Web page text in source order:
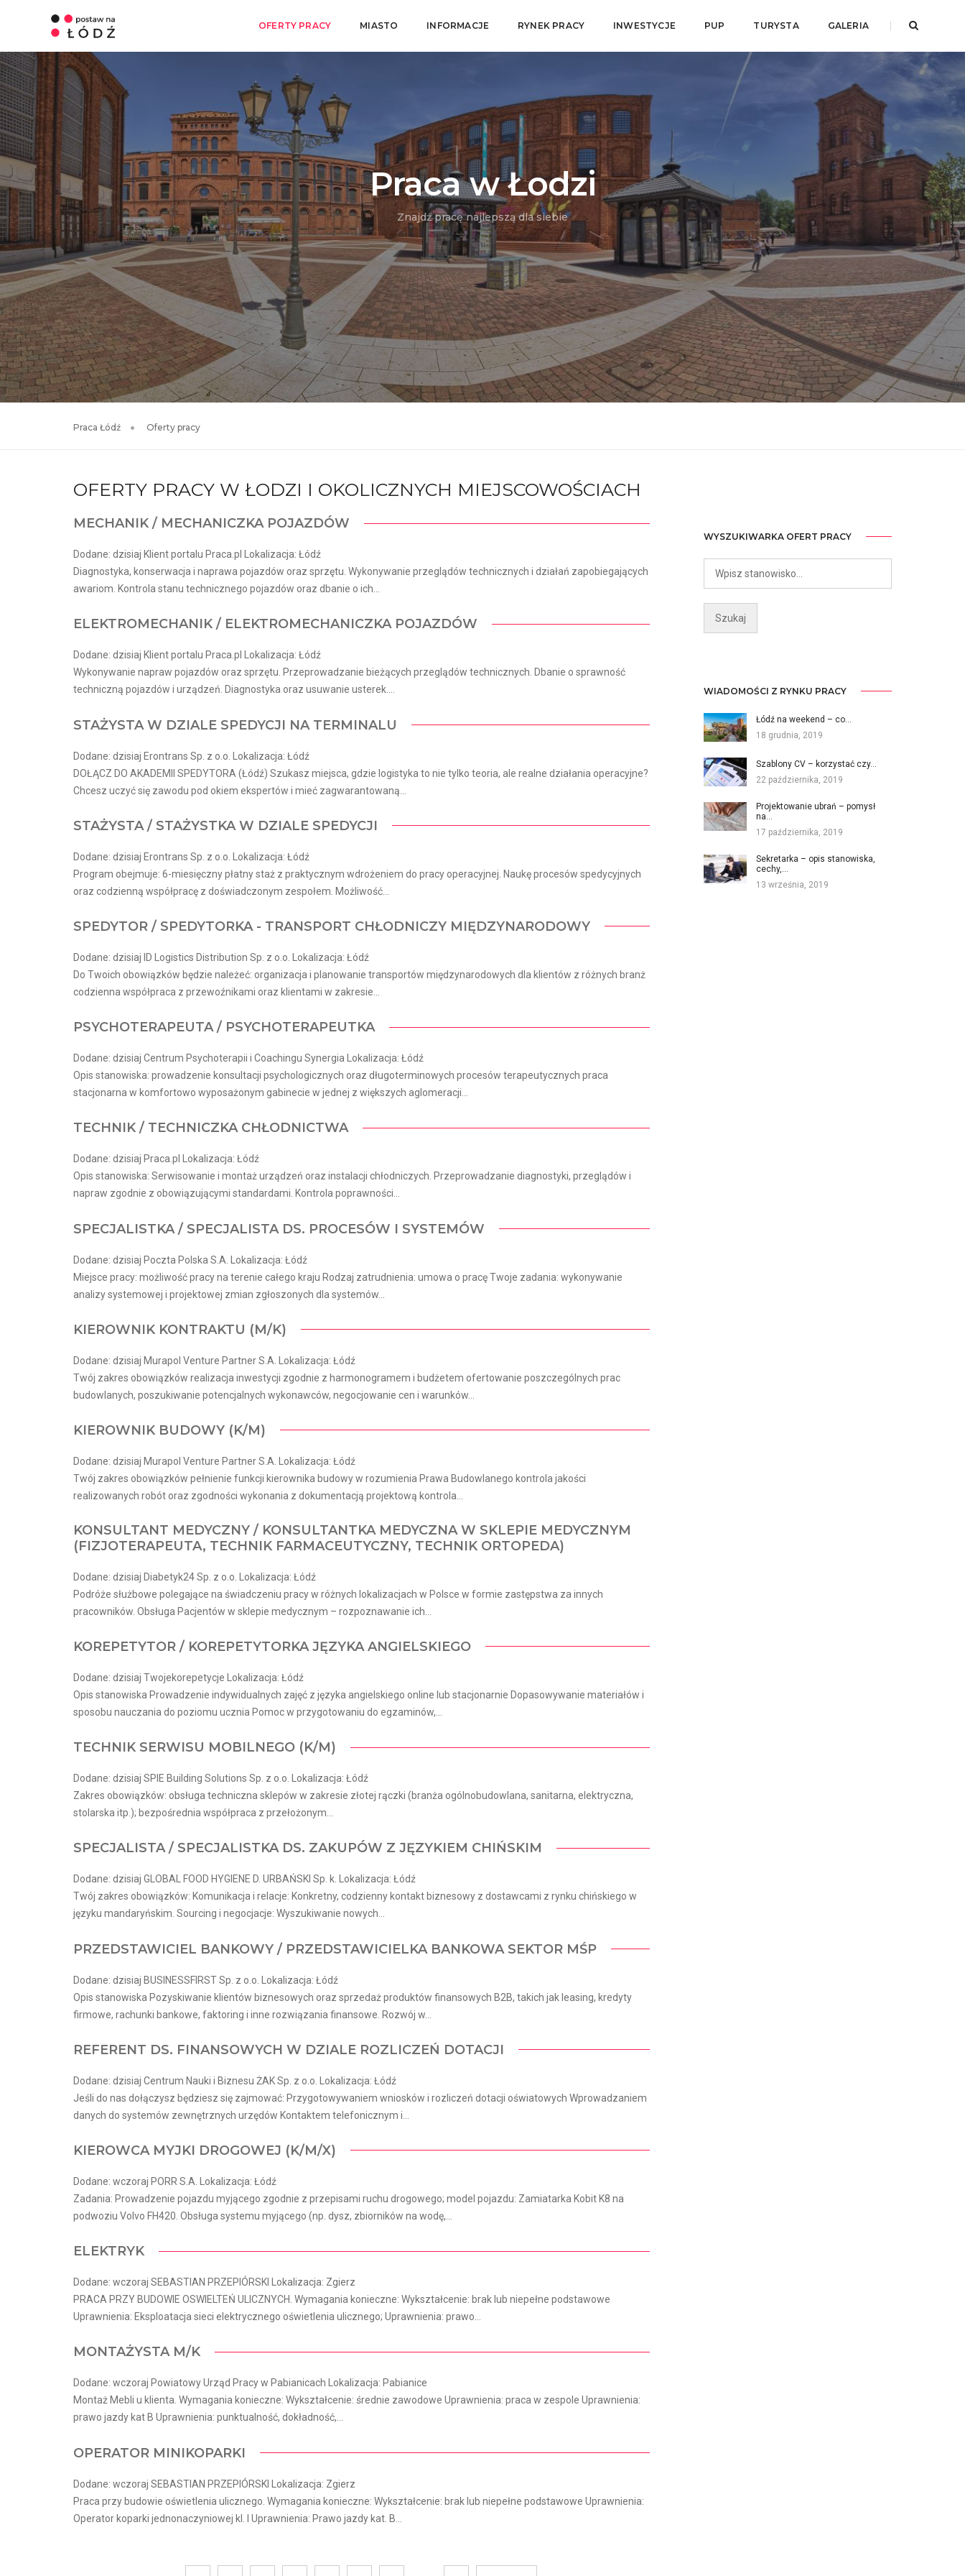
OFERTY PRACY MIASTO INFORMACJE RYNEK PRACY INWESTYCJE PUP TURYSTA GALERIA
Praca w Łodzi
Znajdź pracę najlepszą dla siebie
Praca Łódź Oferty pracy
OFERTY PRACY W ŁODZI I OKOLICZNYCH MIEJSCOWOŚCIACH
MECHANIK / MECHANICZKA POJAZDÓW
Dodane: dzisiaj Klient portalu Praca.pl Lokalizacja: Łódź
Diagnostyka, konserwacja i naprawa pojazdów oraz sprzętu. Wykonywanie przeglądów technicznych i działań zapobiegających
awariom. Kontrola stanu technicznego pojazdów oraz dbanie o ich...
ELEKTROMECHANIK / ELEKTROMECHANICZKA POJAZDÓW
Dodane: dzisiaj Klient portalu Praca.pl Lokalizacja: Łódź
Wykonywanie napraw pojazdów oraz sprzętu. Przeprowadzanie bieżących przeglądów technicznych. Dbanie o sprawność
techniczną pojazdów i urządzeń. Diagnostyka oraz usuwanie usterek....
STAŻYSTA W DZIALE SPEDYCJI NA TERMINALU
Dodane: dzisiaj Erontrans Sp. z o.o. Lokalizacja: Łódź
DOŁĄCZ DO AKADEMII SPEDYTORA (Łódź) Szukasz miejsca, gdzie logistyka to nie tylko teoria, ale realne działania operacyjne?
Chcesz uczyć się zawodu pod okiem ekspertów i mieć zagwarantowaną...
STAŻYSTA / STAŻYSTKA W DZIALE SPEDYCJI
Dodane: dzisiaj Erontrans Sp. z o.o. Lokalizacja: Łódź
Program obejmuje: 6-miesięczny płatny staż z praktycznym wdrożeniem do pracy operacyjnej. Naukę procesów spedycyjnych
oraz codzienną współpracę z doświadczonym zespołem. Możliwość...
SPEDYTOR / SPEDYTORKA - TRANSPORT CHŁODNICZY MIĘDZYNARODOWY
Dodane: dzisiaj ID Logistics Distribution Sp. z o.o. Lokalizacja: Łódź
Do Twoich obowiązków będzie należeć: organizacja i planowanie transportów międzynarodowych dla klientów z różnych branż
codzienna współpraca z przewoźnikami oraz klientami w zakresie...
PSYCHOTERAPEUTA / PSYCHOTERAPEUTKA
Dodane: dzisiaj Centrum Psychoterapii i Coachingu Synergia Lokalizacja: Łódź
Opis stanowiska: prowadzenie konsultacji psychologicznych oraz długoterminowych procesów terapeutycznych praca
stacjonarna w komfortowo wyposażonym gabinecie w jednej z większych aglomeracji...
TECHNIK / TECHNICZKA CHŁODNICTWA
Dodane: dzisiaj Praca.pl Lokalizacja: Łódź
Opis stanowiska: Serwisowanie i montaż urządzeń oraz instalacji chłodniczych. Przeprowadzanie diagnostyki, przeglądów i
napraw zgodnie z obowiązującymi standardami. Kontrola poprawności...
SPECJALISTKA / SPECJALISTA DS. PROCESÓW I SYSTEMÓW
Dodane: dzisiaj Poczta Polska S.A. Lokalizacja: Łódź
Miejsce pracy: możliwość pracy na terenie całego kraju Rodzaj zatrudnienia: umowa o pracę Twoje zadania: wykonywanie
analizy systemowej i projektowej zmian zgłoszonych dla systemów...
KIEROWNIK KONTRAKTU (M/K)
Dodane: dzisiaj Murapol Venture Partner S.A. Lokalizacja: Łódź
Twój zakres obowiązków realizacja inwestycji zgodnie z harmonogramem i budżetem ofertowanie poszczególnych prac
budowlanych, poszukiwanie potencjalnych wykonawców, negocjowanie cen i warunków...
KIEROWNIK BUDOWY (K/M)
Dodane: dzisiaj Murapol Venture Partner S.A. Lokalizacja: Łódź
Twój zakres obowiązków pełnienie funkcji kierownika budowy w rozumienia Prawa Budowlanego kontrola jakości
realizowanych robót oraz zgodności wykonania z dokumentacją projektową kontrola...
KONSULTANT MEDYCZNY / KONSULTANTKA MEDYCZNA W SKLEPIE MEDYCZNYM
(FIZJOTERAPEUTA, TECHNIK FARMACEUTYCZNY, TECHNIK ORTOPEDA)
Dodane: dzisiaj Diabetyk24 Sp. z o.o. Lokalizacja: Łódź
Podróże służbowe polegające na świadczeniu pracy w różnych lokalizacjach w Polsce w formie zastępstwa za innych
pracowników. Obsługa Pacjentów w sklepie medycznym – rozpoznawanie ich...
KOREPETYTOR / KOREPETYTORKA JĘZYKA ANGIELSKIEGO
Dodane: dzisiaj Twojekorepetycje Lokalizacja: Łódź
Opis stanowiska Prowadzenie indywidualnych zajęć z języka angielskiego online lub stacjonarnie Dopasowywanie materiałów i
sposobu nauczania do poziomu ucznia Pomoc w przygotowaniu do egzaminów,...
TECHNIK SERWISU MOBILNEGO (K/M)
Dodane: dzisiaj SPIE Building Solutions Sp. z o.o. Lokalizacja: Łódź
Zakres obowiązków: obsługa techniczna sklepów w zakresie złotej rączki (branża ogólnobudowlana, sanitarna, elektryczna,
stolarska itp.); bezpośrednia współpraca z przełożonym...
SPECJALISTA / SPECJALISTKA DS. ZAKUPÓW Z JĘZYKIEM CHIŃSKIM
Dodane: dzisiaj GLOBAL FOOD HYGIENE D. URBAŃSKI Sp. k. Lokalizacja: Łódź
Twój zakres obowiązków: Komunikacja i relacje: Konkretny, codzienny kontakt biznesowy z dostawcami z rynku chińskiego w
języku mandaryńskim. Sourcing i negocjacje: Wyszukiwanie nowych...
PRZEDSTAWICIEL BANKOWY / PRZEDSTAWICIELKA BANKOWA SEKTOR MŚP
Dodane: dzisiaj BUSINESSFIRST Sp. z o.o. Lokalizacja: Łódź
Opis stanowiska Pozyskiwanie klientów biznesowych oraz sprzedaż produktów finansowych B2B, takich jak leasing, kredyty
firmowe, rachunki bankowe, faktoring i inne rozwiązania finansowe. Rozwój w...
REFERENT DS. FINANSOWYCH W DZIALE ROZLICZEŃ DOTACJI
Dodane: dzisiaj Centrum Nauki i Biznesu ŻAK Sp. z o.o. Lokalizacja: Łódź
Jeśli do nas dołączysz będziesz się zajmować: Przygotowywaniem wniosków i rozliczeń dotacji oświatowych Wprowadzaniem
danych do systemów zewnętrznych urzędów Kontaktem telefonicznym i...
KIEROWCA MYJKI DROGOWEJ (K/M/X)
Dodane: wczoraj PORR S.A. Lokalizacja: Łódź
Zadania: Prowadzenie pojazdu myjącego zgodnie z przepisami ruchu drogowego; model pojazdu: Zamiatarka Kobit K8 na
podwoziu Volvo FH420. Obsługa systemu myjącego (np. dysz, zbiorników na wodę,...
ELEKTRYK
Dodane: wczoraj SEBASTIAN PRZEPIÓRSKI Lokalizacja: Zgierz
PRACA PRZY BUDOWIE OSWIELTEŃ ULICZNYCH. Wymagania konieczne: Wykształcenie: brak lub niepełne podstawowe
Uprawnienia: Eksploatacja sieci elektrycznego oświetlenia ulicznego; Uprawnienia: prawo...
MONTAŻYSTA M/K
Dodane: wczoraj Powiatowy Urząd Pracy w Pabianicach Lokalizacja: Pabianice
Montaż Mebli u klienta. Wymagania konieczne: Wykształcenie: średnie zawodowe Uprawnienia: praca w zespole Uprawnienia:
prawo jazdy kat B Uprawnienia: punktualność, dokładność,...
OPERATOR MINIKOPARKI
Dodane: wczoraj SEBASTIAN PRZEPIÓRSKI Lokalizacja: Zgierz
Praca przy budowie oświetlenia ulicznego. Wymagania konieczne: Wykształcenie: brak lub niepełne podstawowe Uprawnienia:
Operator koparki jednonaczyniowej kl. I Uprawnienia: Prawo jazdy kat. B...
WYSZUKIWARKA OFERT PRACY
WIADOMOŚCI Z RYNKU PRACY
Łódź na weekend – co…
18 grudnia, 2019
Szablony CV – korzystać czy…
22 października, 2019
Projektowanie ubrań – pomysł
na…
17 października, 2019
Sekretarka – opis stanowiska,
cechy,…
13 września, 2019